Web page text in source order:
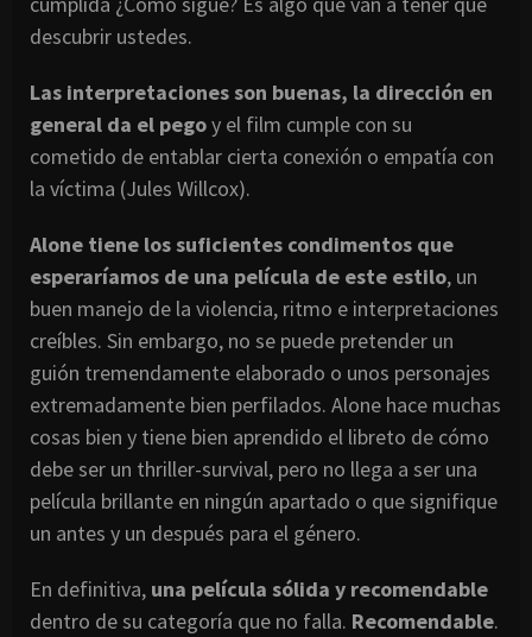
descubrir ustedes.
Las interpretaciones son buenas, la dirección en
general da el pegoy el film cumple con su
cometido de entablar cierta conexión o empatía con
la víctima (Jules Willcox).
Alone tiene los suficientes condimentos que
esperaríamos de una película de este estilo, un
buen manejo de la violencia, ritmo e interpretaciones
creíbles. Sin embargo, no se puede pretender un
guión tremendamente elaborado o unos personajes
extremadamente bien perfilados. Alone hace muchas
cosas bien y tiene bien aprendido el libreto de cómo
debe ser un thriller-survival, pero no llega a ser una
película brillante en ningún apartado o que signifique
un antes y un después para el género.
En definitiva, una película sólida y recomendable
dentro de su categoría que no falla. Recomendable.